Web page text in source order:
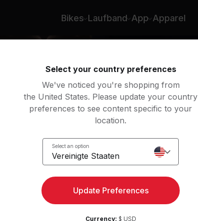
Bikes Laufband App Apparel
Select your country preferences
We've noticed you're shopping from
the United States. Please update your country
preferences to see content specific to your
location.
Select an option
Vereinigte Staaten
Update Preferences
Currency: $ USD